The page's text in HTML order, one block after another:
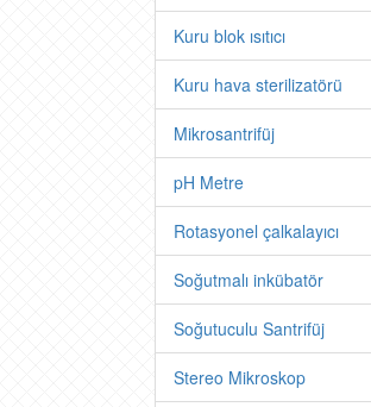
Kuru blok ısıtıcı
Kuru hava sterilizatörü
Mikrosantrifüj
pH Metre
Rotasyonel çalkalayıcı
Soğutmalı inkübatör
Soğutuculu Santrifüj
Stereo Mikroskop